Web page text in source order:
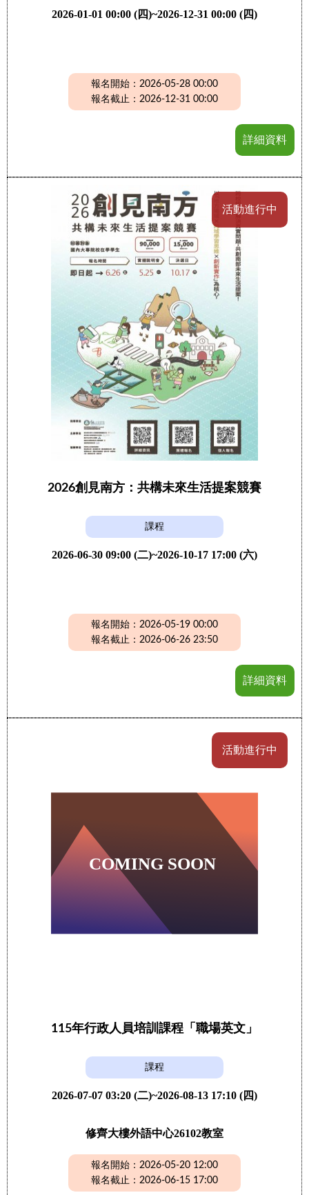
2026-01-01 00:00 (四)~2026-12-31 00:00 (四)
報名開始：2026-05-28 00:00
報名截止：2026-12-31 00:00
詳細資料
活動進行中
2026創見南方：共構未來生活提案競賽
課程
2026-06-30 09:00 (二)~2026-10-17 17:00 (六)
報名開始：2026-05-19 00:00
報名截止：2026-06-26 23:50
詳細資料
活動進行中
115年行政人員培訓課程「職場英文」
課程
2026-07-07 03:20 (二)~2026-08-13 17:10 (四)
修齊大樓外語中心26102教室
報名開始：2026-05-20 12:00
報名截止：2026-06-15 17:00